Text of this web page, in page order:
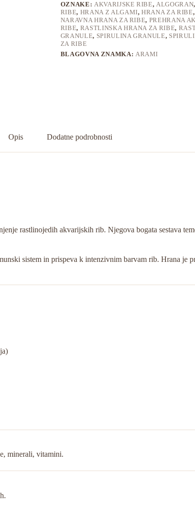
OZNAKE: AKVARIJSKE RIBE,ALGOGRAN,
RIBE, HRANA Z ALGAMI,HRANA ZA RIBE,
NARAVNA HRANA ZA RIBE, PREHRANA
RIBE, RASTLINSKA HRANA ZA RIBE,
GRANULE, SPIRULINA GRANULE,
ZA RIBE
BLAGOVNA ZNAMKA: ARAMI
Opis Dodatne podrobnosti
rastlinojedih akvarijskih rib. Njegova bogata sestava
sistem in prispeva k intenzivnim barvam rib. Hrana je
minerali, vitamini.